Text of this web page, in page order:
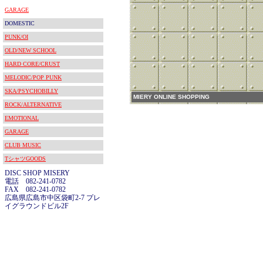
GARAGE
DOMESTIC
PUNK/OI
OLD/NEW SCHOOL
HARD CORE/CRUST
MELODIC/POP PUNK
SKA/PSYCHOBILLY
ROCK/ALTERNATIVE
EMOTIONAL
GARAGE
CLUB MUSIC
TシャツGOODS
DISC SHOP MISERY
電話 082-241-0782
FAX 082-241-0782
広島県広島市中区袋町2-7 プレ
イグラウンドビル2F
MIERY ONLINE SHOPPING